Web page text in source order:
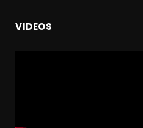
VIDEOS